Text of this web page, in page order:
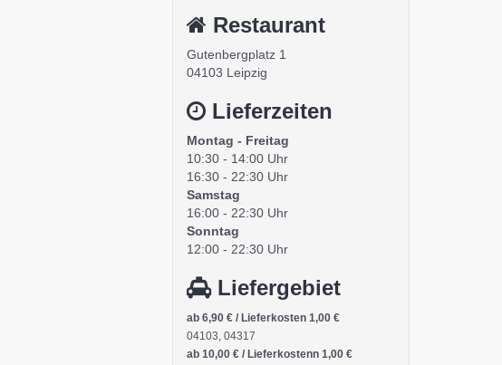
Restaurant
Gutenbergplatz 1
04103 Leipzig
Lieferzeiten
Montag - Freitag
10:30 - 14:00 Uhr
16:30 - 22:30 Uhr
Samstag
16:00 - 22:30 Uhr
Sonntag
12:00 - 22:30 Uhr
Liefergebiet
ab 6,90 € / Lieferkosten 1,00 €
04103, 04317
ab 10,00 € / Lieferkostenn 1,00 €